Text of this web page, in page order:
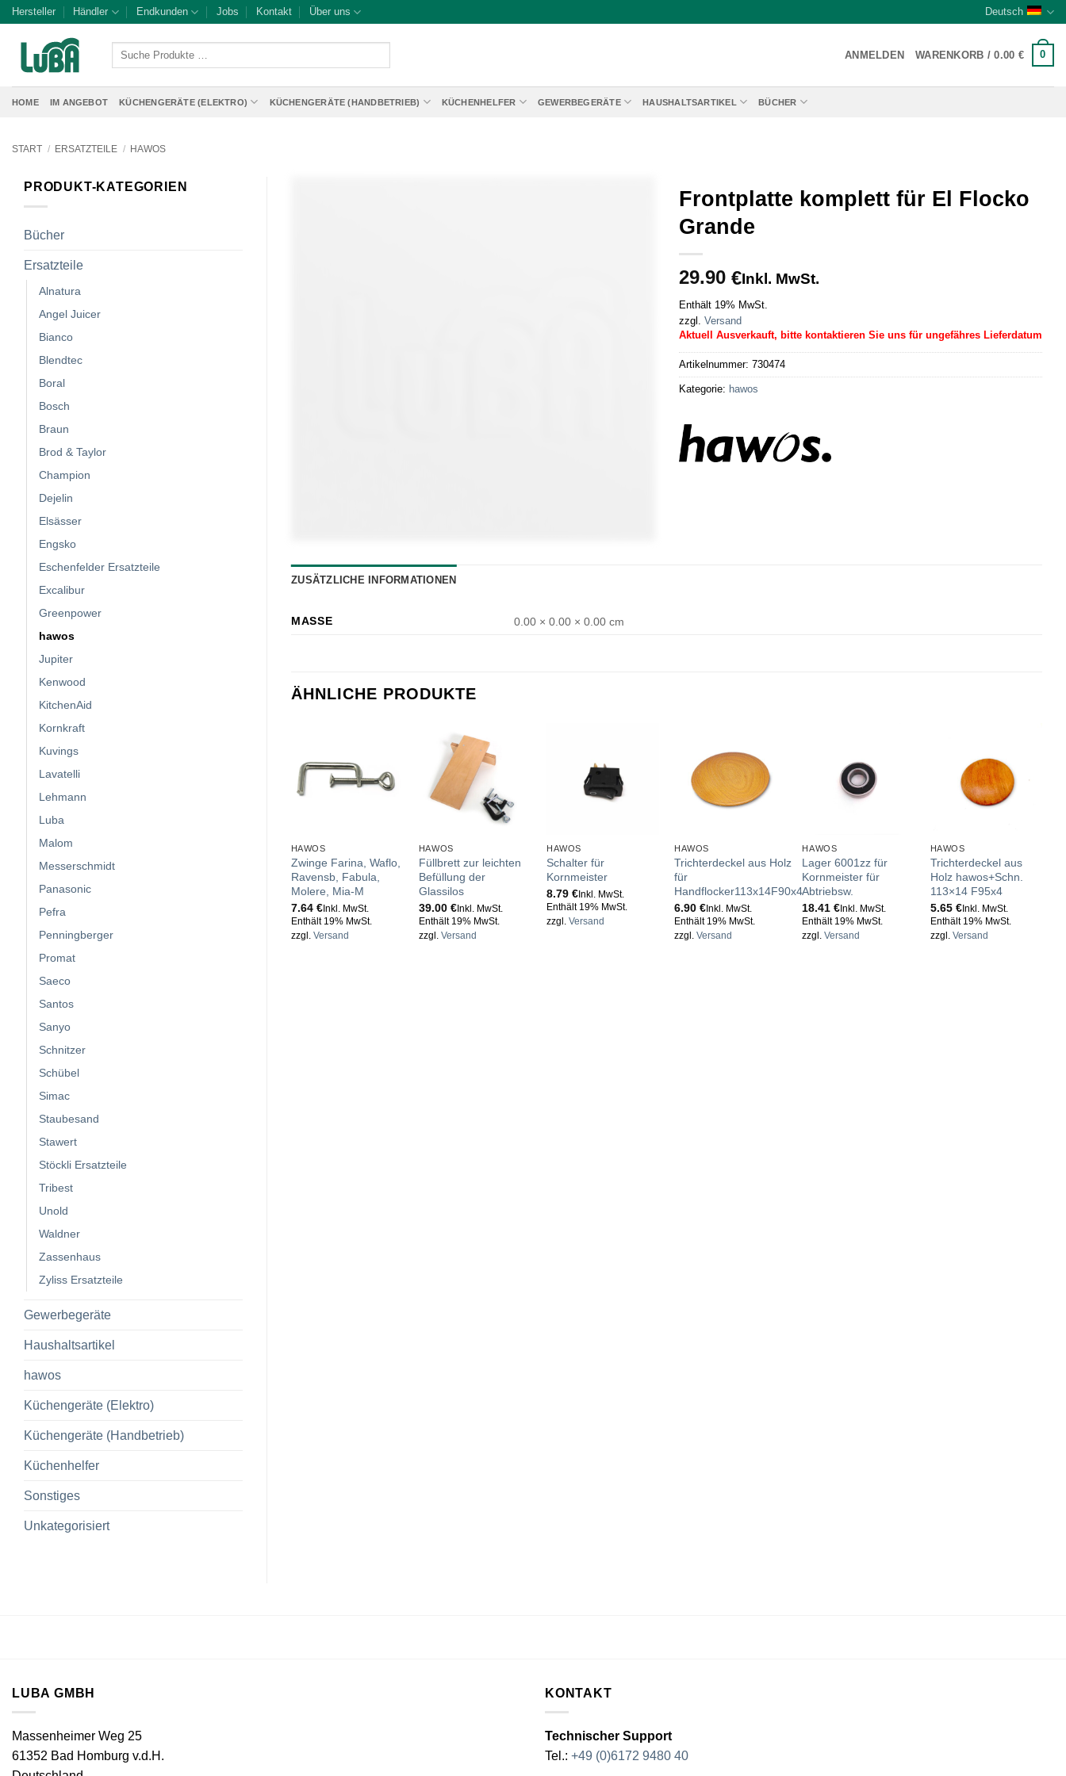
Zum
springen
Hersteller Händler Endkunden Jobs Kontakt Über uns Deutsch
Suche
ANMELDEN WARENKORB /0.00 € 0
HOME IM ANGEBOT KÜCHENGERÄTE (ELEKTRO) KÜCHENGERÄTE (HANDBETRIEB) KÜCHENHELFER GEWERBEGERÄTE HAUSHALTSARTIKEL BÜCHER
START / ERSATZTEILE / HAWOS
PRODUKT-KATEGORIEN
Bücher
Ersatzteile
Alnatura
Angel Juicer
Bianco
Blendtec
Boral
Bosch
Braun
Brod & Taylor
Champion
Dejelin
Elsässer
Engsko
Eschenfelder Ersatzteile
Excalibur
Greenpower
hawos
Jupiter
Kenwood
KitchenAid
Kornkraft
Kuvings
Lavatelli
Lehmann
Luba
Malom
Messerschmidt
Panasonic
Pefra
Penningberger
Promat
Saeco
Santos
Sanyo
Schnitzer
Schübel
Simac
Staubesand
Stawert
Stöckli Ersatzteile
Tribest
Unold
Waldner
Zassenhaus
Zyliss Ersatzteile
Gewerbegeräte
Haushaltsartikel
hawos
Küchengeräte (Elektro)
Küchengeräte (Handbetrieb)
Küchenhelfer
Sonstiges
Unkategorisiert
Frontplatte komplett für El Flocko
Grande
29.90 €Inkl. MwSt.
Enthält 19% MwSt.
zzgl. Versand
Aktuell Ausverkauft, bitte kontaktieren Sie uns für ungefähres Lieferdatum
Artikelnummer: 730474
Kategorie: hawos
ZUSÄTZLICHE INFORMATIONEN
MASSE 0.00 × 0.00 × 0.00 cm
ÄHNLICHE PRODUKTE
HAWOS
Zwinge Farina, Waflo,
Ravensb, Fabula,
Molere, Mia-M
7.64 €Inkl. MwSt.
Enthält 19% MwSt.
zzgl. Versand
HAWOS
Füllbrett zur leichten
Befüllung der
Glassilos
39.00 €Inkl. MwSt.
Enthält 19% MwSt.
zzgl. Versand
HAWOS
Schalter für
Kornmeister
8.79€ Inkl. MwSt.
Enthält 19% MwSt.
zzgl.Versand
HAWOS
Trichterdeckel aus Holz
für
Handflocker113x14F90x4
6.90€ Inkl. MwSt.
Enthält 19% MwSt.
zzgl.Versand
HAWOS
Lager 6001zz für
Kornmeister für
Abtriebsw.
18.41€ Inkl. MwSt.
Enthält 19% MwSt.
zzgl.Versand
HAWOS
Trichterdeckel aus
Holz hawos+Schn.
113×14 F95x4
5.65 €Inkl. MwSt.
Enthält 19% MwSt.
zzgl. Versand
LUBA GMBH
Massenheimer Weg 25
61352 Bad Homburg v.d.H.
KONTAKT
Technischer Support
Tel.: +49 (0)6172 9480 40